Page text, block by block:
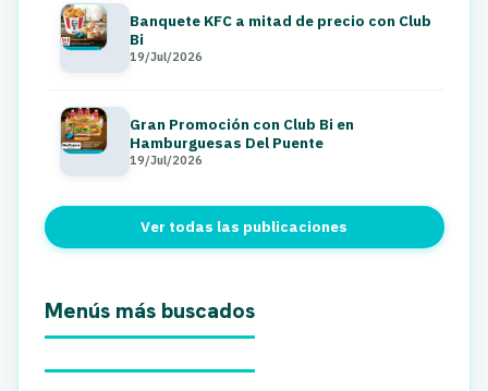
Banquete KFC a mitad de precio con Club
Bi
19/Jul/2026
Gran Promoción con Club Bi en
Hamburguesas Del Puente
19/Jul/2026
Ver todas las publicaciones
Menús más buscados